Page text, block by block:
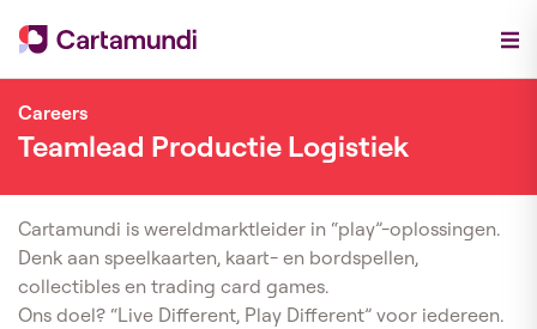
Careers
Teamlead Productie Logistiek
Cartamundi is wereldmarktleider in “play”-oplossingen.
Denk aan speelkaarten, kaart- en bordspellen,
collectibles en trading card games.
Ons doel? “Live Different, Play Different” voor iedereen.